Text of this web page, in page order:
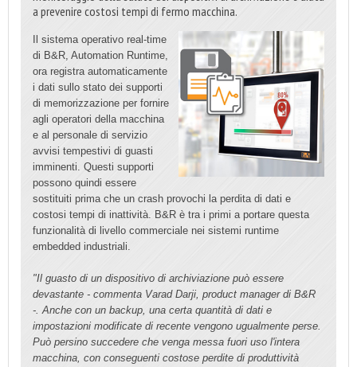
a prevenire costosi tempi di fermo macchina.
Il sistema operativo real-time
di B&R, Automation Runtime,
ora registra automaticamente
i dati sullo stato dei supporti
di memorizzazione per fornire
agli operatori della macchina
e al personale di servizio
avvisi tempestivi di guasti
imminenti. Questi supporti
possono quindi essere
sostituiti prima che un crash provochi la perdita di dati e
costosi tempi di inattività. B&R è tra i primi a portare questa
funzionalità di livello commerciale nei sistemi runtime
embedded industriali.
"Il guasto di un dispositivo di archiviazione può essere
devastante - commenta Varad Darji, product manager di B&R
-. Anche con un backup, una certa quantità di dati e
impostazioni modificate di recente vengono ugualmente perse.
Può persino succedere che venga messa fuori uso l'intera
macchina, con conseguenti costose perdite di produttività